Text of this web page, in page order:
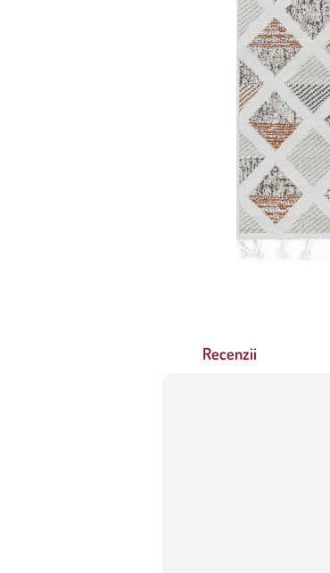
Recenzii